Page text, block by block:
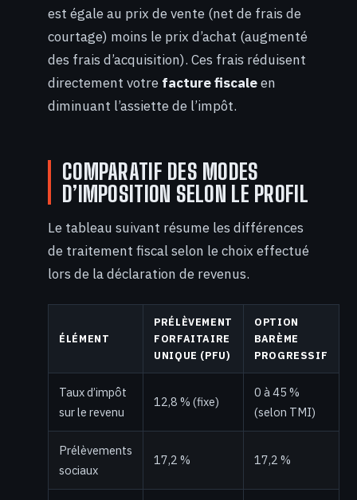
est égale au prix de vente (net de frais de
courtage) moins le prix d’achat (augmenté
des frais d’acquisition). Ces frais réduisent
directement votre facture fiscaleen
diminuant l’assiette de l’impôt.
COMPARATIF DES MODES
D’IMPOSITION SELON LE PROFIL
Le tableau suivant résume les différences
de traitement fiscal selon le choix effectué
lors de la déclaration de revenus.
ÉLÉMENT
PRÉLÈVEMENT
FORFAITAIRE
UNIQUE (PFU)
OPTION
BARÈME
PROGRESSIF
Taux d’impôt
sur le revenu
12,8 % (fixe)
0 à 45 %
(selon TMI)
Prélèvements
sociaux
17,2 % 17,2 %